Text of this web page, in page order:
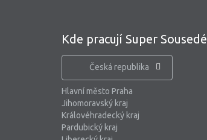
Kde pracují Super Sousedé
Česká republika
Hlavní město Praha
Jihomoravský kraj
Královéhradecký kraj
Pardubický kraj